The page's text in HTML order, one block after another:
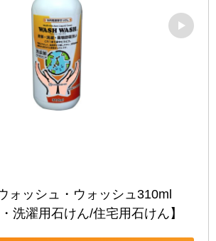
ォッシュ・ウォッシュ310ml
洗濯用石けん/住宅用石けん】